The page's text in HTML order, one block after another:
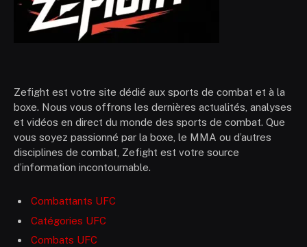
Zefight est votre site dédié aux sports de combat et à la
boxe. Nous vous offrons les dernières actualités, analyses
et vidéos en direct du monde des sports de combat. Que
vous soyez passionné par la boxe, le MMA ou d’autres
disciplines de combat, Zefight est votre source
d’information incontournable.
Combattants UFC
Catégories UFC
Combats UFC